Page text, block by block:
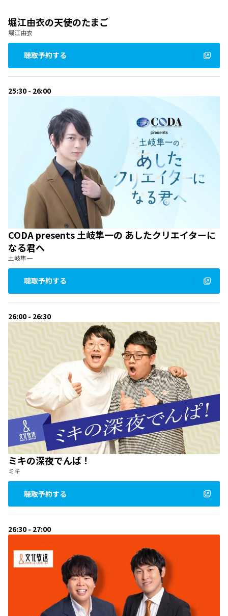
堀江由衣の天使のたまご
堀江由衣
聴取予約する
25:30 - 26:00
CODA presents 土岐隼一の あしたクリエイターに
なる君へ
土岐隼一
聴取予約する
26:00 - 26:30
ミキの深夜でんぱ！
ミキ
聴取予約する
26:30 - 27:00